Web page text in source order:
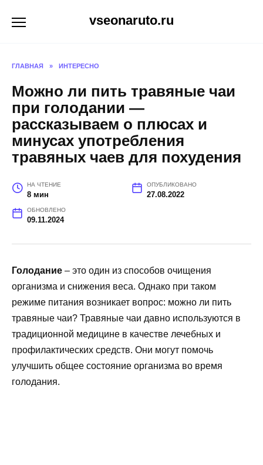
vseonaruto.ru
ГЛАВНАЯ » ИНТЕРЕСНО
Можно ли пить травяные чаи
при голодании —
рассказываем о плюсах и
минусах употребления
травяных чаев для похудения
НА ЧТЕНИЕ
8 мин
ОПУБЛИКОВАНО
27.08.2022
ОБНОВЛЕНО
09.11.2024
Голодание – это один из способов очищения
организма и снижения веса. Однако при таком
режиме питания возникает вопрос: можно ли пить
травяные чаи? Травяные чаи давно используются в
традиционной медицине в качестве лечебных и
профилактических средств. Они могут помочь
улучшить общее состояние организма во время
голодания.